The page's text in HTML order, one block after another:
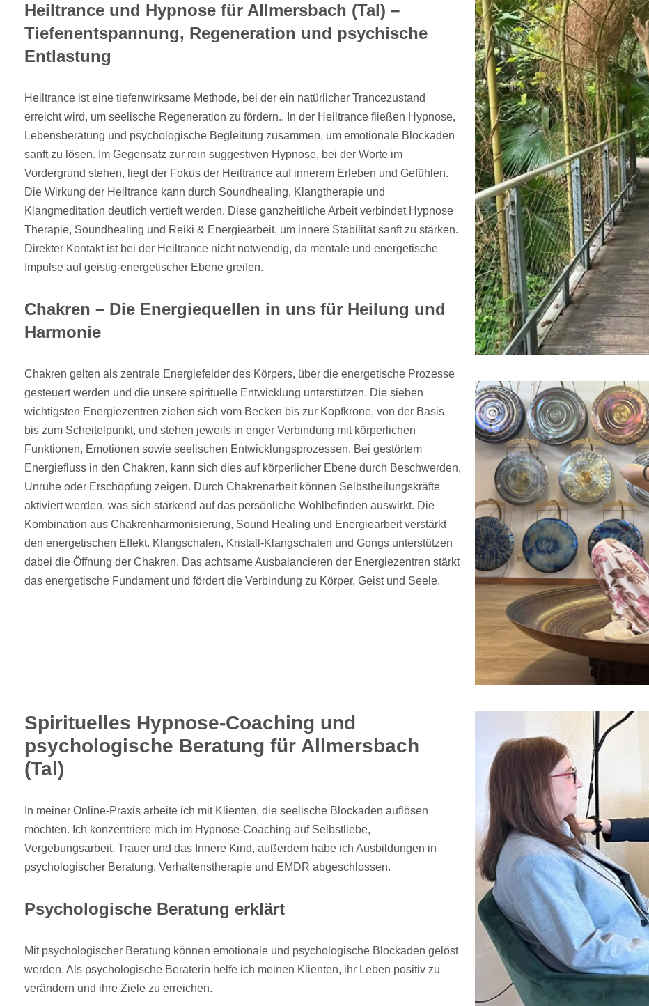
Heiltrance und Hypnose für Allmersbach (Tal) –
Tiefenentspannung, Regeneration und psychische
Entlastung
Heiltrance ist eine tiefenwirksame Methode, bei der ein natürlicher Trancezustand
erreicht wird, um seelische Regeneration zu fördern.. In der Heiltrance fließen Hypnose,
Lebensberatung und psychologische Begleitung zusammen, um emotionale Blockaden
sanft zu lösen. Im Gegensatz zur rein suggestiven Hypnose, bei der Worte im
Vordergrund stehen, liegt der Fokus der Heiltrance auf innerem Erleben und Gefühlen.
Die Wirkung der Heiltrance kann durch Soundhealing, Klangtherapie und
Klangmeditation deutlich vertieft werden. Diese ganzheitliche Arbeit verbindet Hypnose
Therapie, Soundhealing und Reiki & Energiearbeit, um innere Stabilität sanft zu stärken.
Direkter Kontakt ist bei der Heiltrance nicht notwendig, da mentale und energetische
Impulse auf geistig-energetischer Ebene greifen.
Chakren – Die Energiequellen in uns für Heilung und
Harmonie
Chakren gelten als zentrale Energiefelder des Körpers, über die energetische Prozesse
gesteuert werden und die unsere spirituelle Entwicklung unterstützen. Die sieben
wichtigsten Energiezentren ziehen sich vom Becken bis zur Kopfkrone, von der Basis
bis zum Scheitelpunkt, und stehen jeweils in enger Verbindung mit körperlichen
Funktionen, Emotionen sowie seelischen Entwicklungsprozessen. Bei gestörtem
Energiefluss in den Chakren, kann sich dies auf körperlicher Ebene durch Beschwerden,
Unruhe oder Erschöpfung zeigen. Durch Chakrenarbeit können Selbstheilungskräfte
aktiviert werden, was sich stärkend auf das persönliche Wohlbefinden auswirkt. Die
Kombination aus Chakrenharmonisierung, Sound Healing und Energiearbeit verstärkt
den energetischen Effekt. Klangschalen, Kristall-Klangschalen und Gongs unterstützen
dabei die Öffnung der Chakren. Das achtsame Ausbalancieren der Energiezentren stärkt
das energetische Fundament und fördert die Verbindung zu Körper, Geist und Seele.
Spirituelles Hypnose-Coaching und
psychologische Beratung für Allmersbach
(Tal)
In meiner Online-Praxis arbeite ich mit Klienten, die seelische Blockaden auflösen
möchten. Ich konzentriere mich im Hypnose-Coaching auf Selbstliebe,
Vergebungsarbeit, Trauer und das Innere Kind, außerdem habe ich Ausbildungen in
psychologischer Beratung, Verhaltenstherapie und EMDR abgeschlossen.
Psychologische Beratung erklärt
Mit psychologischer Beratung können emotionale und psychologische Blockaden gelöst
werden. Als psychologische Beraterin helfe ich meinen Klienten, ihr Leben positiv zu
verändern und ihre Ziele zu erreichen.